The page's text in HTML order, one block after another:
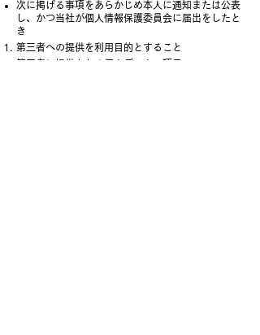
次に掲げる事項をあらかじめ本人に通知または公表
し、かつ当社が個人情報保護委員会に届出をしたと
き
第三者への提供を利用目的とすること
第三者に提供される個人データの項目